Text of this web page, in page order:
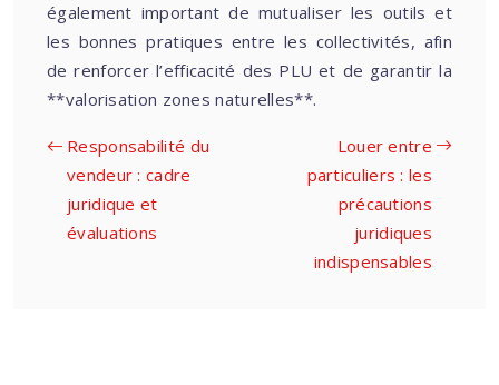
également important de mutualiser les outils et
les bonnes pratiques entre les collectivités, afin
de renforcer l’efficacité des PLU et de garantir la
**valorisation zones naturelles**.
Responsabilité du
vendeur : cadre
juridique et
évaluations
Louer entre
particuliers : les
précautions
juridiques
indispensables